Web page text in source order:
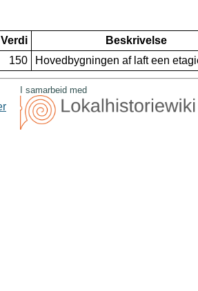
Verdi
Beskrivelse
150 Hovedbygningen af laft een
I samarbeid med